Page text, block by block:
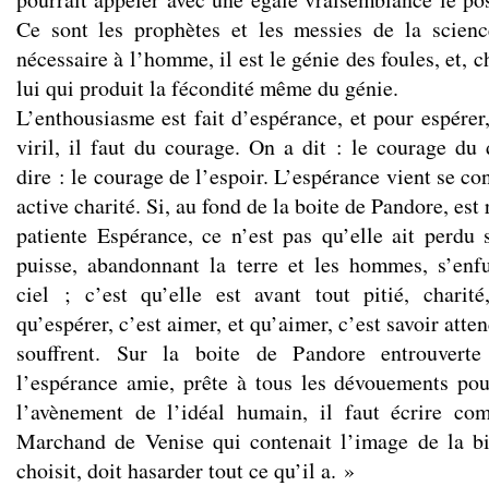
Ce sont les prophètes et les messies de la
nécessaire à l’homme, il est le génie des foules, et,
lui qui produit la fécondité même du génie.
L’enthousiasme est fait d’espérance, et pour
viril, il faut du courage. On a dit : le courage du
dire : le courage de l’espoir. L’espérance vient se
active charité. Si, au fond de la boite de Pandore, est
patiente Espérance, ce n’est pas qu’elle ait perdu
puisse, abandonnant la terre et les hommes,
ciel ; c’est qu’elle est avant tout pitié,
qu’espérer, c’est aimer, et qu’aimer, c’est savoir
souffrent. Sur la boite de Pandore
l’espérance amie, prête à tous les dévouements
l’avènement de l’idéal humain, il faut écrire
Marchand de Venise qui contenait l’image de la
choisit, doit hasarder tout ce qu’il a. »